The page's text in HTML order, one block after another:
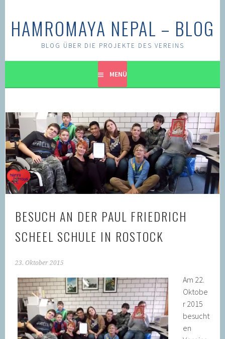
Inhalt
HAMROMAYA NEPAL – BLOG
BLOG ÜBER DIE PROJEKTE DES VEREINS
MENÜ
BESUCH AN DER PAUL FRIEDRICH
SCHEEL SCHULE IN ROSTOCK
23. Oktober 2015
Am 22.
Oktobe
r 2015
besucht
en